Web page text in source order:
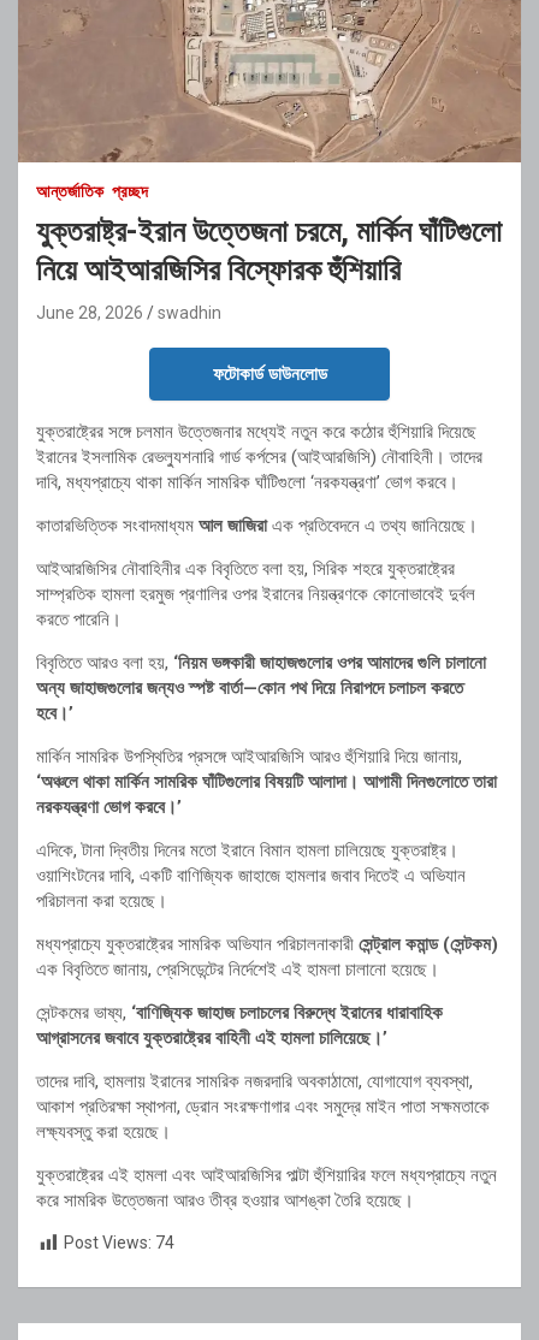
আন্তর্জাতিক প্রচ্ছদ
যুক্তরাষ্ট্র-ইরান উত্তেজনা চরমে, মার্কিন ঘাঁটিগুলো
নিয়ে আইআরজিসির বিস্ফোরক হুঁশিয়ারি
June 28, 2026 swadhin
ফটোকার্ড ডাউনলোড
যুক্তরাষ্ট্রের সঙ্গে চলমান উত্তেজনার মধ্যেই নতুন করে কঠোর হুঁশিয়ারি দিয়েছে
ইরানের ইসলামিক রেভল্যুশনারি গার্ড কর্পসের (আইআরজিসি) নৌবাহিনী। তাদের
দাবি, মধ্যপ্রাচ্যে থাকা মার্কিন সামরিক ঘাঁটিগুলো ‘নরকযন্ত্রণা’ ভোগ করবে।
কাতারভিত্তিক সংবাদমাধ্যম আল জাজিরাএক প্রতিবেদনে এ তথ্য জানিয়েছে।
আইআরজিসির নৌবাহিনীর এক বিবৃতিতে বলা হয়, সিরিক শহরে যুক্তরাষ্ট্রের
সাম্প্রতিক হামলা হরমুজ প্রণালির ওপর ইরানের নিয়ন্ত্রণকে কোনোভাবেই দুর্বল
করতে পারেনি।
বিবৃতিতে আরও বলা হয়, ‘নিয়ম ভঙ্গকারী জাহাজগুলোর ওপর আমাদের গুলি চালানো
অন্য জাহাজগুলোর জন্যও স্পষ্ট বার্তা—কোন পথ দিয়ে নিরাপদে চলাচল করতে
হবে।’
মার্কিন সামরিক উপস্থিতির প্রসঙ্গে আইআরজিসি আরও হুঁশিয়ারি দিয়ে জানায়,
‘অঞ্চলে থাকা মার্কিন সামরিক ঘাঁটিগুলোর বিষয়টি আলাদা। আগামী দিনগুলোতে তারা
নরকযন্ত্রণা ভোগ করবে।’
এদিকে, টানা দ্বিতীয় দিনের মতো ইরানে বিমান হামলা চালিয়েছে যুক্তরাষ্ট্র।
ওয়াশিংটনের দাবি, একটি বাণিজ্যিক জাহাজে হামলার জবাব দিতেই এ অভিযান
পরিচালনা করা হয়েছে।
মধ্যপ্রাচ্যে যুক্তরাষ্ট্রের সামরিক অভিযান পরিচালনাকারী সেন্ট্রাল কমান্ড (সেন্টকম)
এক বিবৃতিতে জানায়, প্রেসিডেন্টের নির্দেশেই এই হামলা চালানো হয়েছে।
সেন্টকমের ভাষ্য, ‘বাণিজ্যিক জাহাজ চলাচলের বিরুদ্ধে ইরানের ধারাবাহিক
আগ্রাসনের জবাবে যুক্তরাষ্ট্রের বাহিনী এই হামলা চালিয়েছে।’
তাদের দাবি, হামলায় ইরানের সামরিক নজরদারি অবকাঠামো, যোগাযোগ ব্যবস্থা,
আকাশ প্রতিরক্ষা স্থাপনা, ড্রোন সংরক্ষণাগার এবং সমুদ্রে মাইন পাতা সক্ষমতাকে
লক্ষ্যবস্তু করা হয়েছে।
যুক্তরাষ্ট্রের এই হামলা এবং আইআরজিসির পাল্টা হুঁশিয়ারির ফলে মধ্যপ্রাচ্যে নতুন
করে সামরিক উত্তেজনা আরও তীব্র হওয়ার আশঙ্কা তৈরি হয়েছে।
Post Views: 74